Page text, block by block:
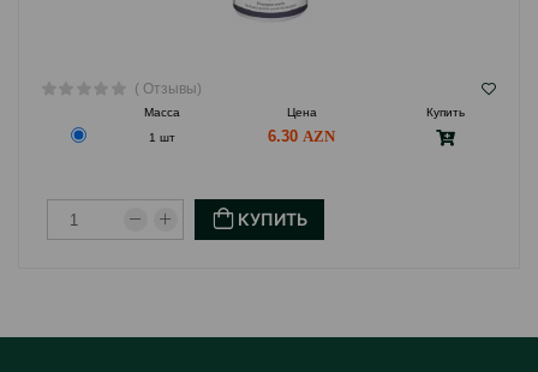
( Отзывы)
Масса Цена
Купить
1 шт
6.30
КУПИТЬ